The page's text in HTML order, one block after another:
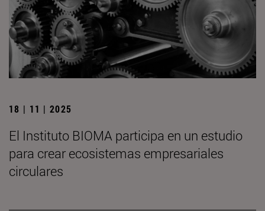
18 | 11 | 2025
El Instituto BIOMA participa en un estudio
para crear ecosistemas empresariales
circulares